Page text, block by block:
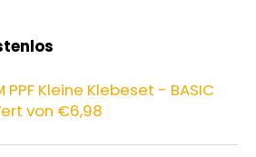
PPF Kleine Klebeset - BASIC
von €6,98